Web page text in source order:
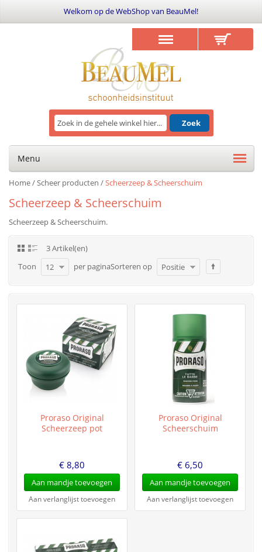
Welkom op de WebShop van BeauMel!
Zoek
Menu
Home/Scheer producten /Scheerzeep & Scheerschuim
Scheerzeep & Scheerschuim
Scheerzeep & Scheerschuim.
3 Artikel(en)
Toon
12 per paginaSorteren op Positie
Proraso Original
Scheerzeep pot
€ 8,80
Aan mandje toevoegen
Aan verlanglijst toevoegen
Proraso Original
Scheerschuim
€ 6,50
Aan mandje toevoegen
Aan verlanglijst toevoegen